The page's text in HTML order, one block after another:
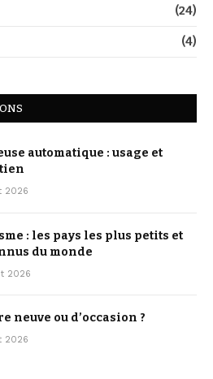
(24)
(4)
automatique : usage et
2026
: les pays les plus petits et
du monde
2026
neuve ou d’occasion ?
2026